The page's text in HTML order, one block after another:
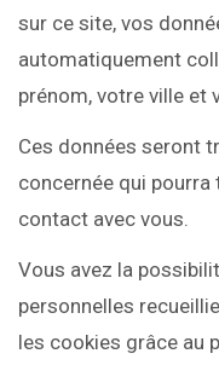
sur ce site, vos
automatiquement
prénom, votre ville et
Ces données seront
concernée qui
contact avec vous.
Vous avez la
personnelles
les cookies grâce au